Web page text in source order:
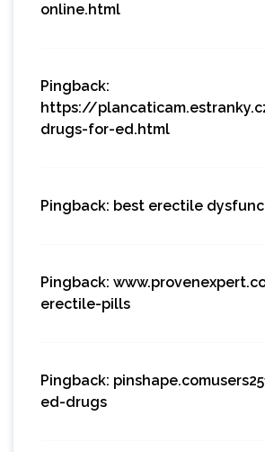
online.html
Pingback:
https://
drugs-for-ed.html
Pingback: best erectile
Pingback:
erectile-pills
Pingback:
ed-drugs